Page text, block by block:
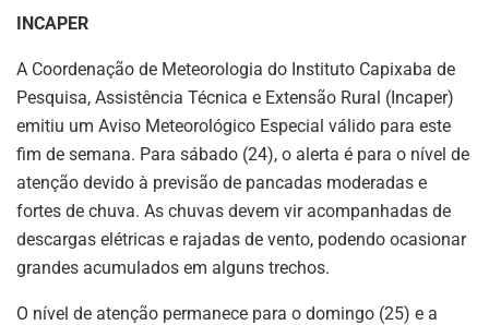
INCAPER
A Coordenação de Meteorologia do Instituto Capixaba de
Pesquisa, Assistência Técnica e Extensão Rural (Incaper)
emitiu um Aviso Meteorológico Especial válido para este
fim de semana. Para sábado (24), o alerta é para o nível de
atenção devido à previsão de pancadas moderadas e
fortes de chuva. As chuvas devem vir acompanhadas de
descargas elétricas e rajadas de vento, podendo ocasionar
grandes acumulados em alguns trechos.
O nível de atenção permanece para o domingo (25) e a